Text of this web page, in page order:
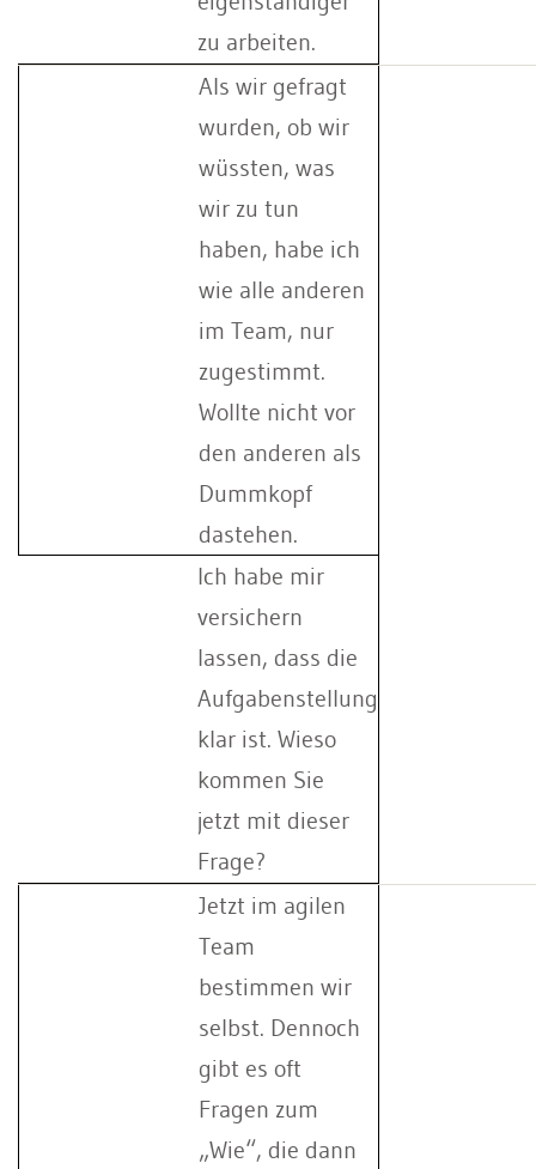
zu arbeiten.
Als wir gefragt
wurden, ob wir
wüssten, was
wir zu tun
haben, habe ich
wie alle anderen
im Team, nur
zugestimmt.
Wollte nicht vor
den anderen als
Dummkopf
dastehen.
Ich habe mir
versichern
lassen, dass die
Aufgabenstellung
klar ist. Wieso
kommen Sie
jetzt mit dieser
Frage?
Jetzt im agilen
Team
bestimmen wir
selbst. Dennoch
gibt es oft
Fragen zum
„Wie“, die dann